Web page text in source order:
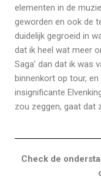
elementen in de
geworden en ook de
duidelijk gegroeid in
dat ik heel wat meer
Saga’ dan dat ik was
binnenkort op tour,
insignificante
zou zeggen, gaat dat
Check de